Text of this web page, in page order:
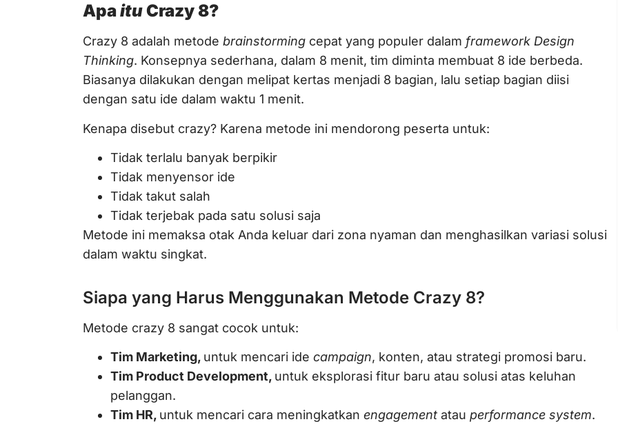
ApaituCrazy 8?
Crazy 8 adalah metode brainstorming cepat yang populer dalam framework Design
Thinking. Konsepnya sederhana, dalam 8 menit, tim diminta membuat 8 ide berbeda.
Biasanya dilakukan dengan melipat kertas menjadi 8 bagian, lalu setiap bagian diisi
dengan satu ide dalam waktu 1 menit.
Kenapa disebut crazy? Karena metode ini mendorong peserta untuk:
Tidak terlalu banyak berpikir
Tidak menyensor ide
Tidak takut salah
Tidak terjebak pada satu solusi saja
Metode ini memaksa otak Anda keluar dari zona nyaman dan menghasilkan variasi solusi
dalam waktu singkat.
Siapa yang Harus Menggunakan Metode Crazy 8?
Metode crazy 8 sangat cocok untuk:
Tim Marketing, untuk mencari ide campaign, konten, atau strategi promosi baru.
Tim Product Development, untuk eksplorasi fitur baru atau solusi atas keluhan
pelanggan.
Tim HR, untuk mencari cara meningkatkan engagement atau performance system.